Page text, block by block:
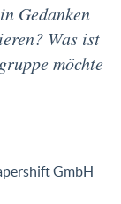
Gedanken
Was ist
möchte
GmbH